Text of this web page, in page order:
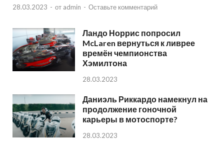
28.03.2023 - от admin - Оставьте комментарий
Ландо Норрис попросил
McLaren вернуться к ливрее
времён чемпионства
Хэмилтона
28.03.2023
Даниэль Риккардо намекнул на
продолжение гоночной
карьеры в мотоспорте?
28.03.2023